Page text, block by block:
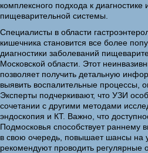
комплексного подхода к
пищеварительной системы.
Специалисты в области
кишечника становится все более
диагностики заболеваний
Московской области. Этот
позволяет получить детальную
выявить воспалительные процессы,
Эксперты подчеркивают, что УЗИ
сочетании с другими методами
эндоскопия и КТ. Важно, что
Подмосковья способствует раннему
в свою очередь, повышает шансы на
рекомендуют проводить регулярные